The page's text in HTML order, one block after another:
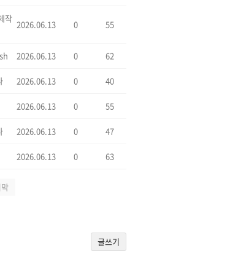
대학교재학증명서제작전문실시간관련문의는 === 「
작
2026.06.13 0 55
2026.06.13 0 62
2026.06.13 0 40
2026.06.13 0 55
2026.06.13 0 47
2026.06.13 0 63
글쓰기